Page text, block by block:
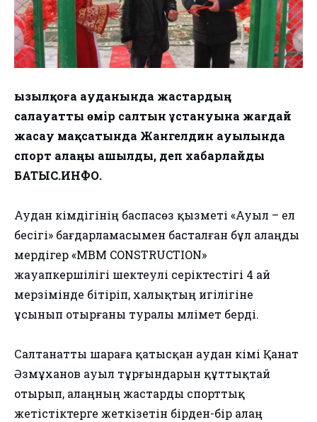
Қызылқоға ауданында жастардың
салауатты өмір салтын ұстануына жағдай
жасау мақсатында Жангелдин ауылында
спорт алаңы ашылды, деп хабарлайды
БАТЫС.ИНФО.
Аудан әкімдігінің баспасөз қызметі «Ауыл – ел
бесігі» бағдарламасымен басталған бұл алаңды
мердігер «MBM CONSTRUCTION»
жауапкершілігі шектеулі серіктестігі 4 ай
мерзімінде бітіріп, халықтың игілігіне
ұсынып отырғаны туралы мәлімет берді.
Салтанатты шараға қатысқан аудан әкімі Қанат
Әзмұханов ауыл тұрғындарын құттықтай
отырып, алаңның жастарды спорттық
жетістіктерге жеткізетін бірден-бір алаң